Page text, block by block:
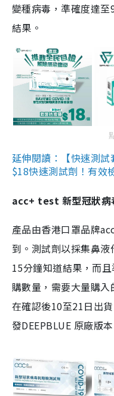
變種病毒，準確度達
結果。
延伸閱讀：【快速測
$18快速測試劑！有
acc+ test 新型冠狀病
產品由香港口罩品牌
到。測試劑以採集鼻
15分鐘知道結果，而
購數量，需要大量購
在確認後10至21日出
發DEEPBLUE 原廠版本